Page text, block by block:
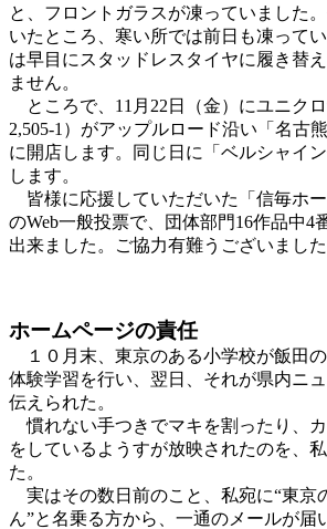
と、フロントガラスが凍っていました
いたところ、寒い所では前日も凍って
は早目にスタッドレスタイヤに履き替
ません。
ところで、11月22日（金）にユニク
2,505-1）がアップルロード沿い「名古
に開店します。同じ日に「ベルシャイ
します。
皆様に応援していただいた「信毎ホー
のWeb一般投票で、団体部門16作品中4
出来ました。ご協力有難うございました
ホームページの責任
１０月末、東京のある小学校が飯田
体験学習を行い、翌日、それが県内ニ
伝えられた。
慣れない手つきでマキを割ったり、
をしているようすが放映されたのを、
た。
実はその数日前のこと、私宛に“東京
ん”と名乗る方から、一通のメールが届